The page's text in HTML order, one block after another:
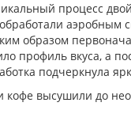
процесс
аэробным
образом
профиль вкуса, а
подчеркнула
кофе высушили до